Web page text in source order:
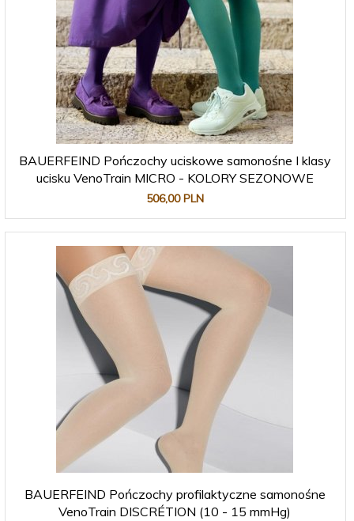
BAUERFEIND Pończochy uciskowe samonośne I klasy
ucisku VenoTrain MICRO - KOLORY SEZONOWE
506,00 PLN
BAUERFEIND Pończochy profilaktyczne samonośne
VenoTrain DISCRÉTION (10 - 15 mmHg)